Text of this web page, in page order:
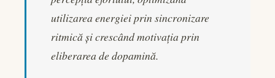
utilizarea energiei prin sincronizare
ritmică și crescând motivația prin
eliberarea de dopamină.